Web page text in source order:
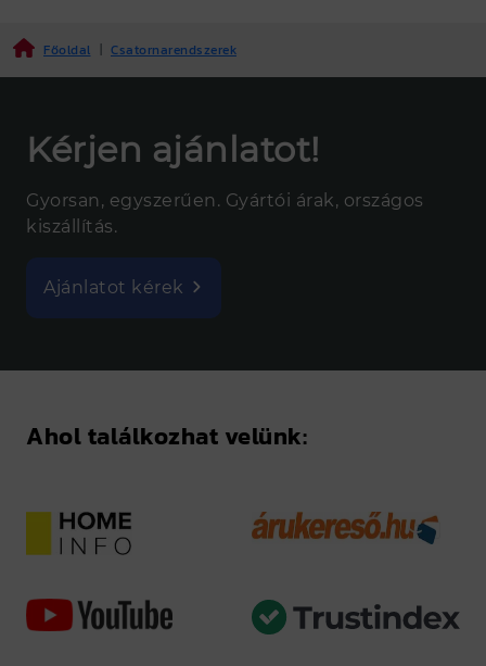
Főoldal | Csatornarendszerek
Kérjen ajánlatot!
Gyorsan, egyszerűen. Gyártói árak, országos
kiszállítás.
Ajánlatot kérek
Ahol találkozhat velünk: